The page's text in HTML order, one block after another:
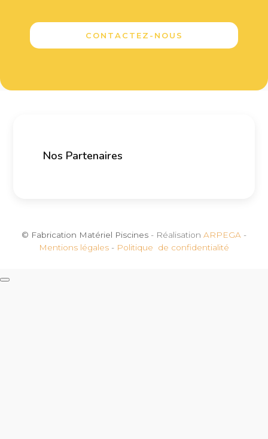
CONTACTEZ-NOUS
Nos Partenaires
© Fabrication Matériel Piscines - Réalisation ARPEGA -
Mentions légales - Politique de confidentialité